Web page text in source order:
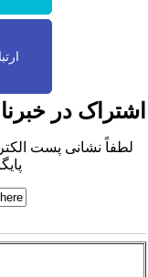
در
لطفاً نشانی پست